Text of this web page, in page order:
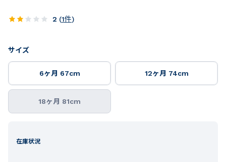
2 (1件)
サイズ
6ヶ月 67cm 12ヶ月 74cm
18ヶ月 81cm
在庫状況